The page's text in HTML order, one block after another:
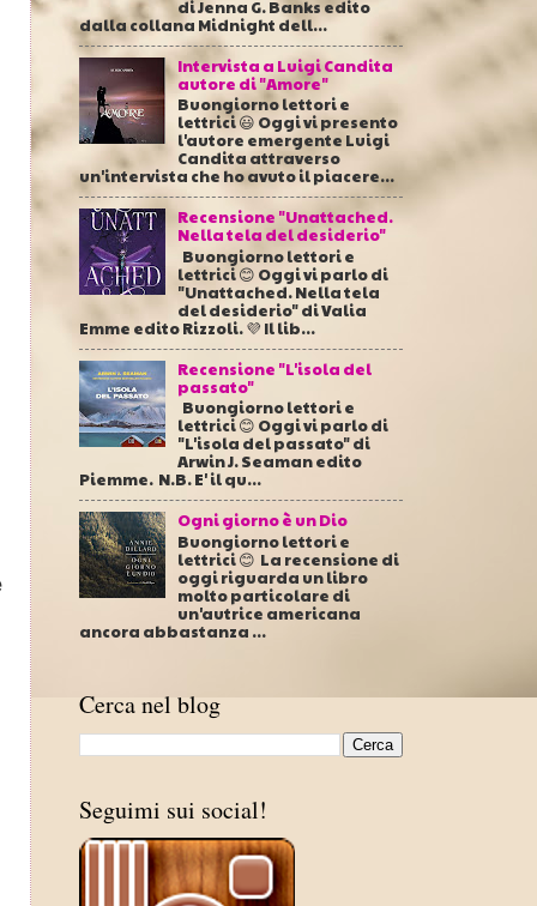
di Jenna G. Banks edito
dalla collana Midnight dell...
Intervista a Luigi Candita
autore di "Amore"
Buongiorno lettori e
lettrici 😃 Oggi vi presento
l'autore emergente Luigi
Candita attraverso
un'intervista che ho avuto il piacere...
Recensione "Unattached.
Nella tela del desiderio"
Buongiorno lettori e
lettrici 😊 Oggi vi parlo di
"Unattached. Nella tela
del desiderio" di Valia
Emme edito Rizzoli. 💜 Il lib...
Recensione "L'isola del
passato"
Buongiorno lettori e
lettrici 😊 Oggi vi parlo di
"L'isola del passato" di
Arwin J. Seaman edito
Piemme. N.B. E' il qu...
Ogni giorno è un Dio
Buongiorno lettori e
lettrici 😊 La recensione di
oggi riguarda un libro
molto particolare di
un'autrice americana
ancora abbastanza ...
Cerca nel blog
Seguimi sui social!